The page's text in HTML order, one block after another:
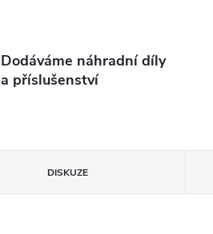
Dodáváme náhradní díly
a příslušenství
DISKUZE